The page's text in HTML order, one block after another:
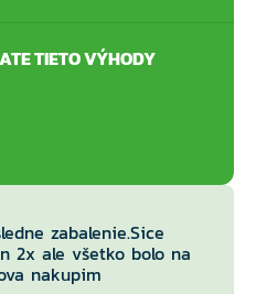
TIETO VÝHODY
zabalenie.Sice
2x ale všetko bolo na
nakupim